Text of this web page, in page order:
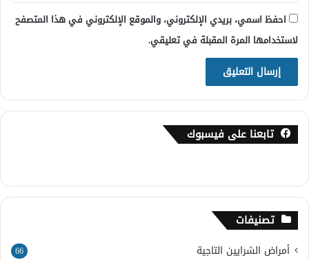
احفظ اسمي، بريدي الإلكتروني، والموقع الإلكتروني في هذا المتصفح
لاستخدامها المرة المقبلة في تعليقي.
تابعنا على فيسبوك
تصنيفات
أمراض الشرايين التاجية 66